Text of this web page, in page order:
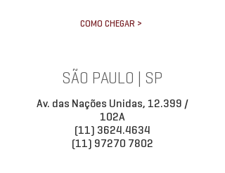
COMO CHEGAR >
SÃO PAULO | SP
Av. das Nações Unidas, 12.399 /
102A
(11) 3624.4634
(11) 97270 7802